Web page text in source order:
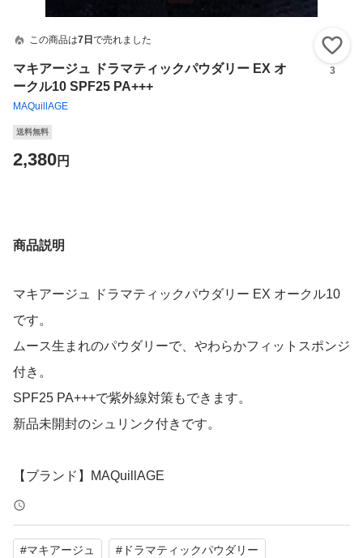
この商品は7日 で売れました
マキアージュ ドラマティックパウダリー EX オ
ークル10 SPF25 PA+++
MAQuillAGE
3
送料無料
2,380円
商品説明
マキアージュ ドラマティックパウダリー EX オークル10
です。
ムース生まれのパウダリーで、やわらかフィットスポンジ
付き。
SPF25 PA+++で紫外線対策もできます。
新品未開封のシュリンク付きです。
【ブランド】MAQuillAGE
【商品名】ドラマティックパウダリー EX
【カラー】オークル10
【商品の状態】未使用
#マキアージュ # ドラマティックパウダリー